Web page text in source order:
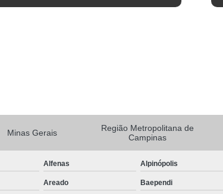
Camisa Social Masculina Listrada Preto e
Camisa Manga Longa Masculina
Camisa Social de Manga Longa
Camisa Social Manga Longa Masculina
Minas Gerais
Região Metropolitana de
Campinas
Alfenas Alpinópolis
Areado Baependi